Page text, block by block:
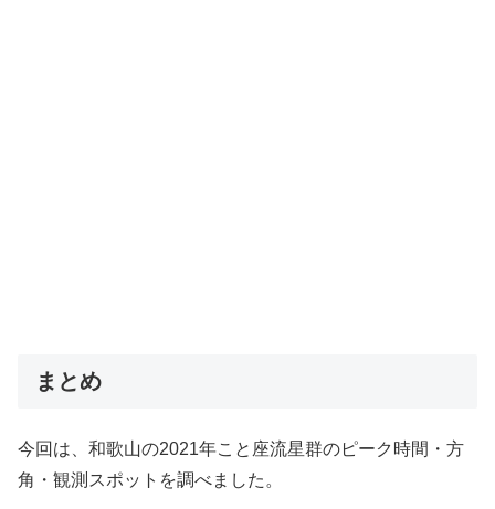
まとめ
今回は、和歌山の2021年こと座流星群のピーク時間・方
角・観測スポットを調べました。